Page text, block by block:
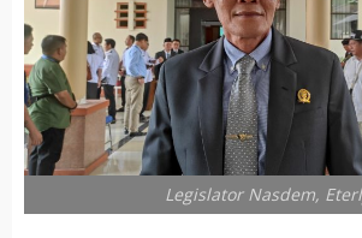
Legislator Nasdem,